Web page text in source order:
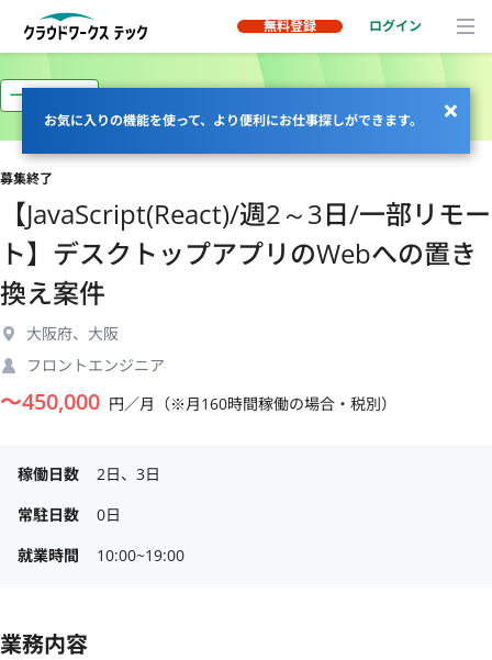
無料登録 ログイン
お気に入りの機能を使って、より便利にお仕事探しができます。
一部リモート
募集終了
【JavaScript(React)/週2～3日/一部リモー
ト】デスクトップアプリのWebへの置き
換え案件
大阪府、大阪
フロントエンジニア
〜450,000 円／月（※月160時間稼働の場合・税別）
稼働日数
2日、3日
常駐日数
0日
就業時間
10:00~19:00
業務内容